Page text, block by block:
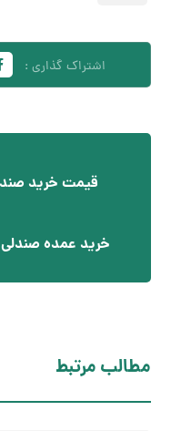
قیمت خرید صندلی
خرید عمده
مطالب مرتبط